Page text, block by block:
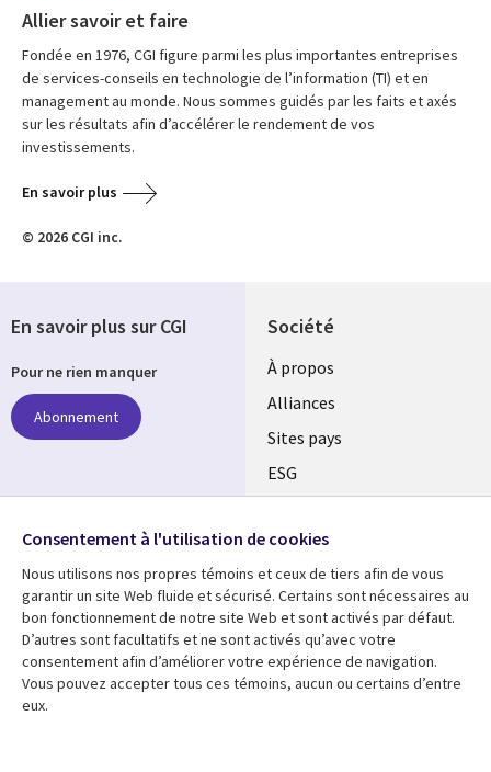
Allier savoir et faire
Fondée en 1976, CGI figure parmi les plus importantes entreprises
de services-conseils en technologie de l’information (TI) et en
management au monde. Nous sommes guidés par les faits et axés
sur les résultats afin d’accélérer le rendement de vos
investissements.
En savoir plus
© 2026 CGI inc.
Société
À propos
Alliances
Sites pays
ESG
Fusions
Salle de presse
Ressources
Articles
Support
En savoir plus sur CGI
Pour ne rien manquer
Abonnement
Suivez-nous
Social
Media
Global
FR
Consentement à l'utilisation de cookies
Nous utilisons nos propres témoins et ceux de tiers afin de vous
garantir un site Web fluide et sécurisé. Certains sont nécessaires au
bon fonctionnement de notre site Web et sont activés par défaut.
D’autres sont facultatifs et ne sont activés qu’avec votre
consentement afin d’améliorer votre expérience de navigation.
Vous pouvez accepter tous ces témoins, aucun ou certains d’entre
eux.